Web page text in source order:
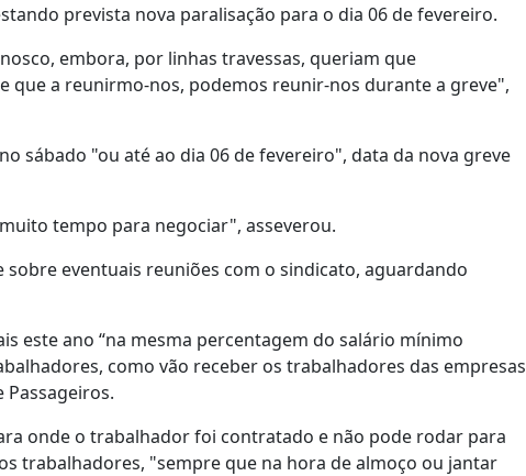
prevista nova paralisação para o dia 06 de fevereiro.
embora, por linhas travessas, queriam que
que a reunirmo-nos, podemos reunir-nos durante a greve",
sábado "ou até ao dia 06 de fevereiro", data da nova greve
tempo para negociar", asseverou.
sobre eventuais reuniões com o sindicato, aguardando
este ano “na mesma percentagem do salário mínimo
como vão receber os trabalhadores das empresas
Passageiros.
onde o trabalhador foi contratado e não pode rodar para
trabalhadores, "sempre que na hora de almoço ou jantar